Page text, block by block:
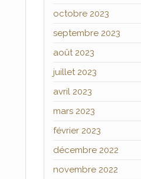
octobre 2023
septembre 2023
août 2023
juillet 2023
avril 2023
mars 2023
février 2023
décembre 2022
novembre 2022